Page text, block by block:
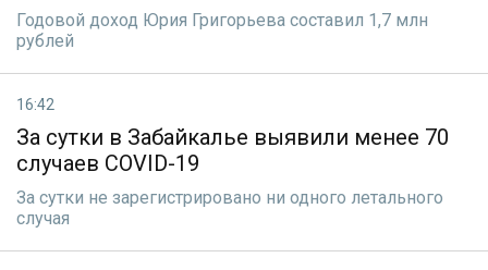
Годовой доход Юрия Григорьева составил 1,7 млн
рублей
16:42
За сутки в Забайкалье выявили менее 70
случаев COVID-19
За сутки не зарегистрировано ни одного летального
случая